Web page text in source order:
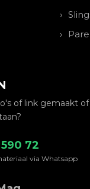
of link gemaakt
72
via Whatsapp